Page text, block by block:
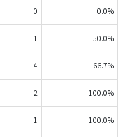
0 0.0%
1 50.0%
4 66.7%
2 100.0%
1 100.0%